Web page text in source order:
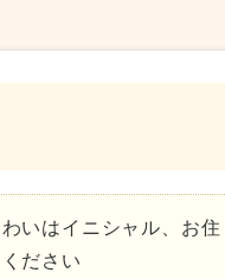
いはイニシャル、お住
ださい